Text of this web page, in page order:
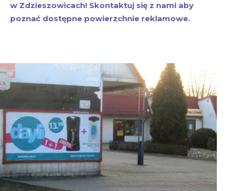
w Zdzieszowicach! Skontaktuj się z nami aby
poznać dostępne powierzchnie reklamowe.